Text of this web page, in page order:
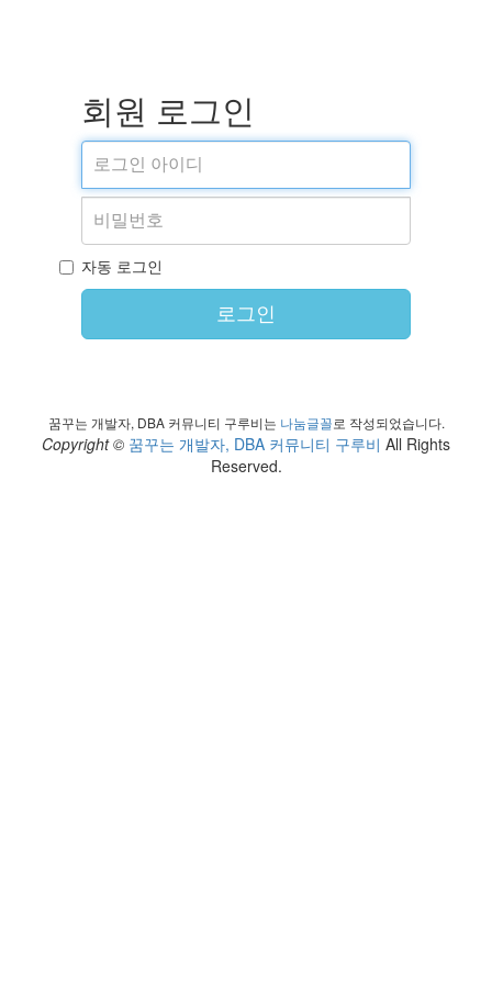
회원 로그인
자동 로그인
로그인
꿈꾸는 개발자, DBA 커뮤니티 구루비는 나눔글꼴로 작성되었습니다.
Copyright © 꿈꾸는 개발자, DBA 커뮤니티 구루비 All Rights
Reserved.